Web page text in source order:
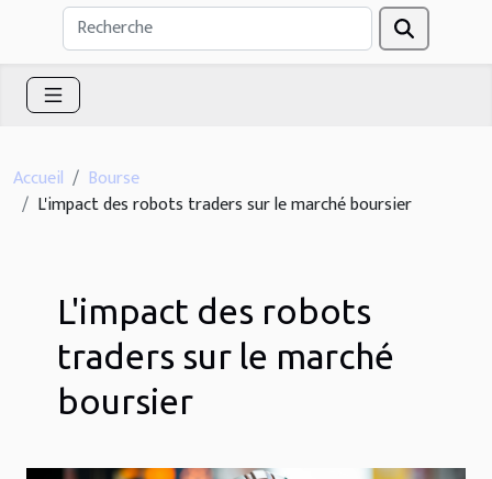
Accueil
Bourse
L'impact des robots traders sur le marché boursier
L'impact des robots
traders sur le marché
boursier